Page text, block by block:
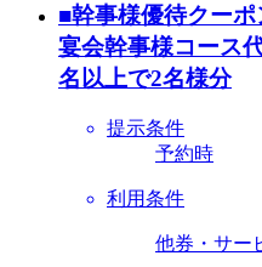
■幹事様優待クーポ
宴会幹事様コース
名以上で2名様分
提示条件
予約時
利用条件
他券・サー